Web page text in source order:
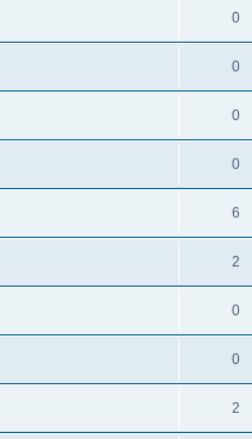
0
0
0
0
6
2
0
0
2